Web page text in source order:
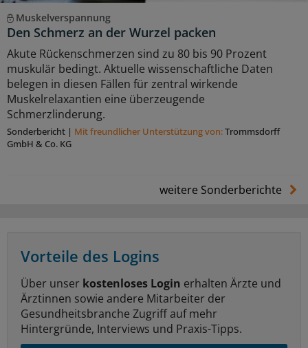
Muskelverspannung
Den Schmerz an der Wurzel packen
Akute Rückenschmerzen sind zu 80 bis 90 Prozent
muskulär bedingt. Aktuelle wissenschaftliche Daten
belegen in diesen Fällen für zentral wirkende
Muskelrelaxantien eine überzeugende
Schmerzlinderung.
Sonderbericht | Mit freundlicher Unterstützung von:Trommsdorff
GmbH & Co. KG
weitere Sonderberichte
Vorteile des Logins
Über unser kostenloses Login erhalten Ärzte und
Ärztinnen sowie andere Mitarbeiter der
Gesundheitsbranche Zugriff auf mehr
Hintergründe, Interviews und Praxis-Tipps.